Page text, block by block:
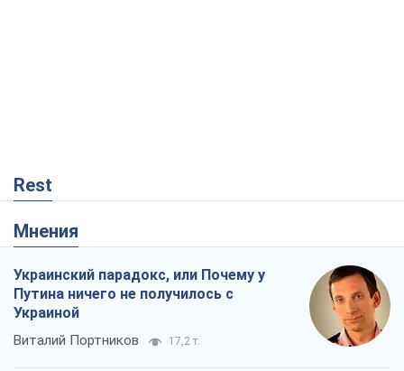
Rest
Мнения
Украинский парадокс, или Почему у
Путина ничего не получилось с
Украиной
Виталий Портников 17,2 т.